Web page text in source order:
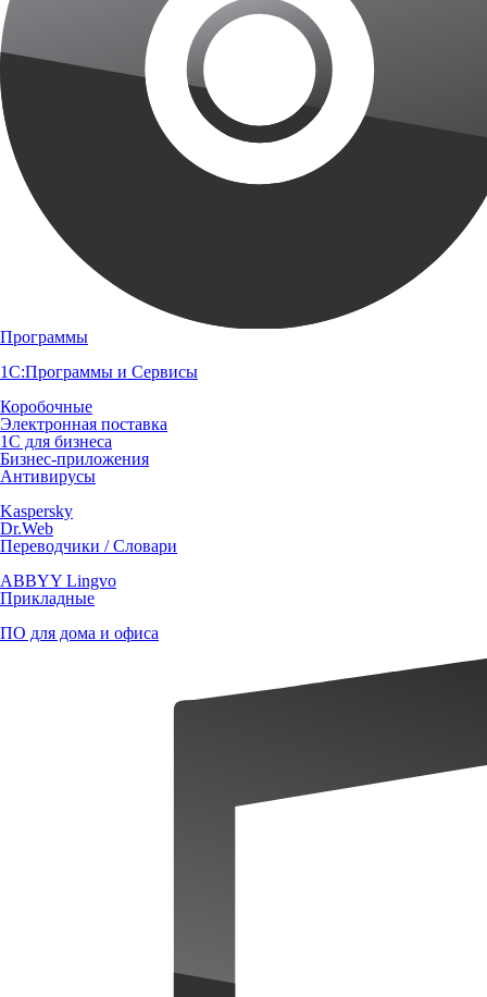
Программы
1С:Программы и Сервисы
Коробочные
Электронная поставка
1С для бизнеса
Бизнес-приложения
Антивирусы
Kaspersky
Dr.Web
Переводчики / Словари
ABBYY Lingvo
Прикладные
ПО для дома и офиса